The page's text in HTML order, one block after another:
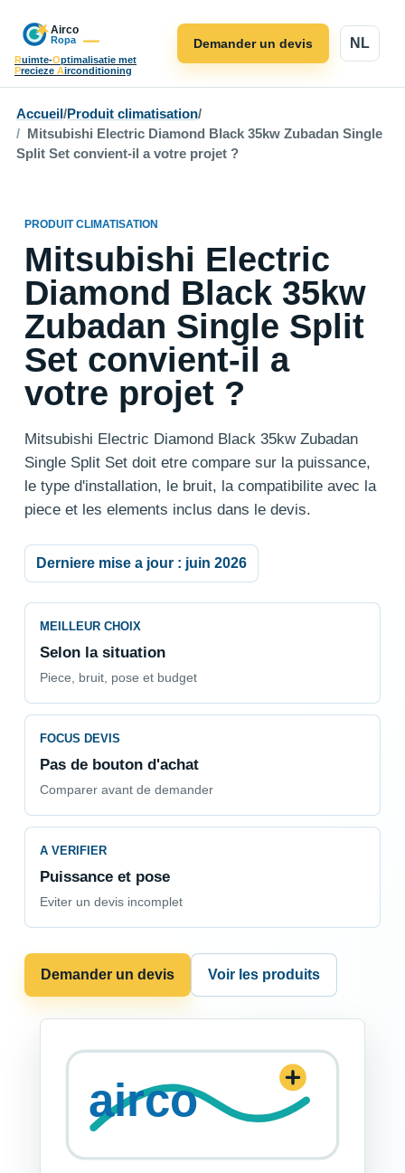
Ruimte-Optimalisatie met
Precieze Airconditioning
NL
Demander un devis
Accueil /Produit climatisation/
Mitsubishi Electric Diamond Black 35kw Zubadan Single
Split Set convient-il a votre projet ?
PRODUIT CLIMATISATION
Mitsubishi Electric
Diamond Black 35kw
Zubadan Single Split
Set convient-il a
votre projet ?
Mitsubishi Electric Diamond Black 35kw Zubadan
Single Split Set doit etre compare sur la puissance,
le type d'installation, le bruit, la compatibilite avec la
piece et les elements inclus dans le devis.
Derniere mise a jour : juin 2026
MEILLEUR CHOIX
Selon la situation
Piece, bruit, pose et budget
FOCUS DEVIS
Pas de bouton d'achat
Comparer avant de demander
A VERIFIER
Puissance et pose
Eviter un devis incomplet
Demander un devis Voir les produits